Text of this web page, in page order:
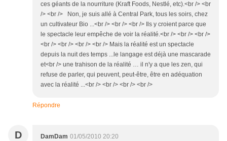
ces géants de la nourriture (Kraft Foods, Nestlé, etc).<br /> <br
/> <br /> Non, je suis allé à Central Park, tous les soirs, chez
un cultivateur Bio ...<br /> <br /> <br /> Ils y croient parce que
le spectacle leur empêche de voir la réalité.<br /> <br /> <br />
<br /> <br /> <br /> <br /> Mais la réalité est un spectacle
depuis la nuit des temps ...le langage est déjà une mascarade
et<br /> une trahison de la réalité … il n'y a que les zen, qui
refuse de parler, qui peuvent, peut-être, être en adéquation
avec la réalité ...<br /> <br /> <br /> <br />
Répondre
D DamDam 01/05/2010 20:20